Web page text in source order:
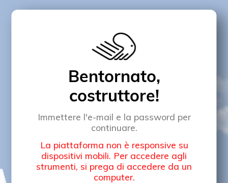
Bentornato,
costruttore!
Immettere l'e-mail e la password per
continuare.
La piattaforma non è responsive su
dispositivi mobili. Per accedere agli
strumenti, si prega di accedere da un
computer.